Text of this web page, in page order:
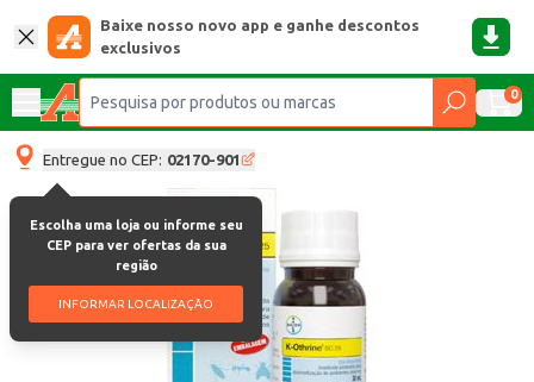
Baixe nosso novo app e ganhe descontos
exclusivos
0
Entregue no CEP: 02170-901
Escolha uma loja ou informe seu
CEP para ver ofertas da sua
região
INFORMAR LOCALIZAÇÃO